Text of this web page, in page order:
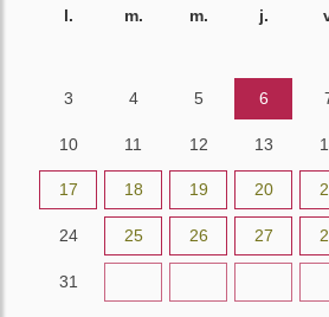
l. m. m. j.
3 4 5 6
10 11 12 13
17 18 19 20
24 25 26 27
31